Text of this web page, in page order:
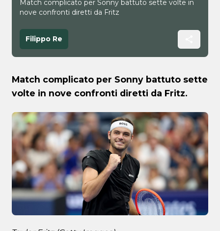
Match complicato per Sonny battuto sette volte in
nove confronti diretti da Fritz
Filippo Re
Match complicato per Sonny battuto sette
volte in nove confronti diretti da Fritz.